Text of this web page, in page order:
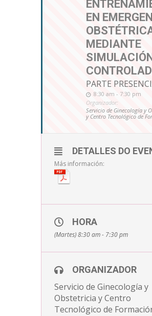
EN
MEDIANTE
SIMULACIÓN
PARTE
8:30 am - 7:30 pm
Organizador:
Servicio de Ginecología y
y Centro Tecnológico de
DETALLES DO
Más información:
HORA
(Martes) 8:30 am - 7:30 pm
ORGANIZADOR
Servicio de Ginecología y
Obstetricia y Centro
Tecnológico de